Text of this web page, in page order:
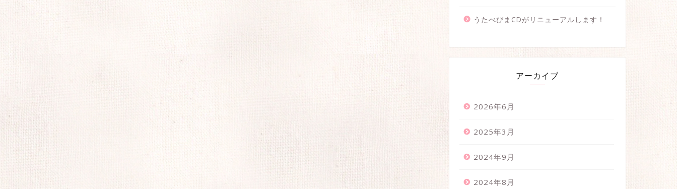
うたべびまCDがリニューアルします！
アーカイブ
2026年6月
2025年3月
2024年9月
2024年8月